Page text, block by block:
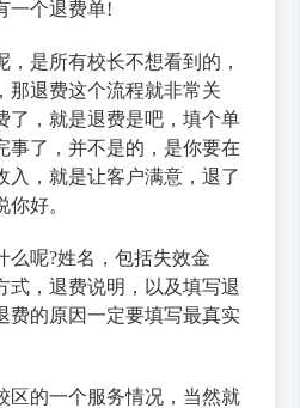
个退费单!
是所有校长不想看到的，
那退费这个流程就非常关
了，就是退费是吧，填个单
事了，并不是的，是你要在
入，就是让客户满意，退了
好。
呢?姓名，包括失效金
式，退费说明，以及填写退
费的原因一定要填写最真实
的一个服务情况，当然就